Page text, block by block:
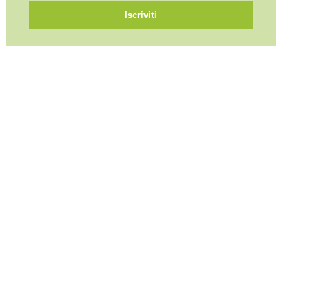
Iscriviti